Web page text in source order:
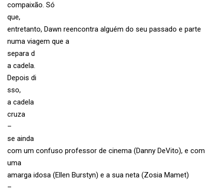
compaixão. Só
que,
entretanto, Dawn reencontra alguém do seu passado e parte
numa viagem que a
separa d
a cadela.
Depois di
sso,
a cadela
cruza
–
se ainda
com um confuso professor de cinema (Danny DeVito), e com
uma
amarga idosa (Ellen Burstyn) e a sua neta (Zosia Mamet)
–